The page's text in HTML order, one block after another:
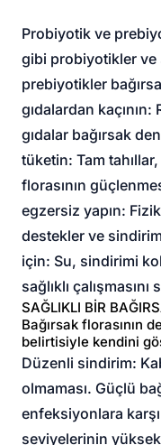
Probiyotik ve
gibi probiyotikler ve
prebiyotikler
gıdalardan
gıdalar bağırsak
tüketin: Tam
florasının
egzersiz yapın:
destekler ve
için: Su, sindirimi
sağlıklı çalışmasını
SAĞLIKLI BİR
Bağırsak florasının
belirtisiyle kendini
Düzenli sindirim:
olmaması. Güçlü
enfeksiyonlara
seviyelerinin yüksek